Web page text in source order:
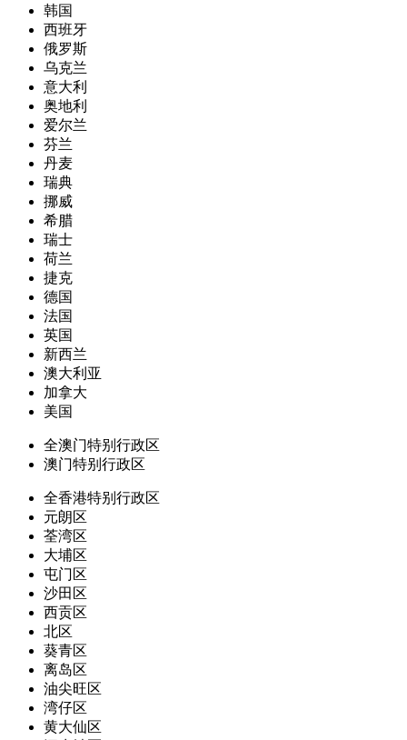
韩国
西班牙
俄罗斯
乌克兰
意大利
奥地利
爱尔兰
芬兰
丹麦
瑞典
挪威
希腊
瑞士
荷兰
捷克
德国
法国
英国
新西兰
澳大利亚
加拿大
美国
全澳门特别行政区
澳门特别行政区
全香港特别行政区
元朗区
荃湾区
大埔区
屯门区
沙田区
西贡区
北区
葵青区
离岛区
油尖旺区
湾仔区
黄大仙区